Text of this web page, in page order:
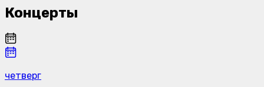
Концерты
четверг